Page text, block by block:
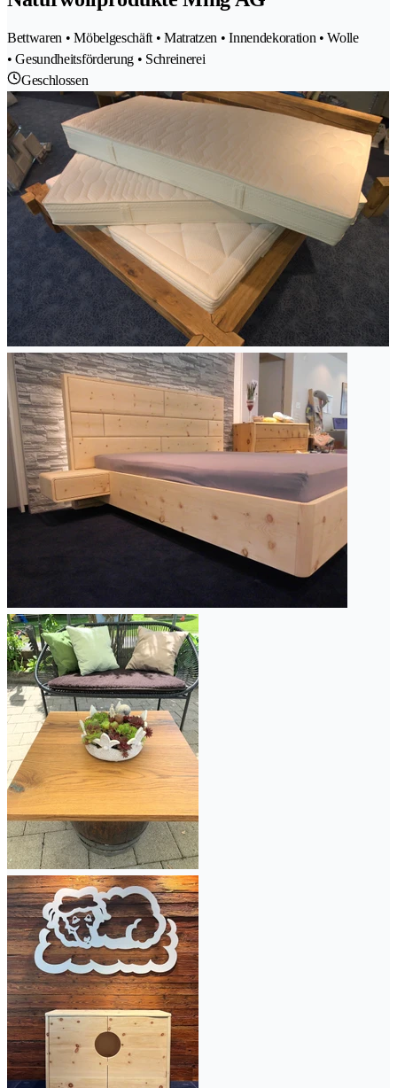
Bettwaren • Möbelgeschäft • Matratzen • Innendekoration • Wolle
• Gesundheitsförderung • Schreinerei
Geschlossen